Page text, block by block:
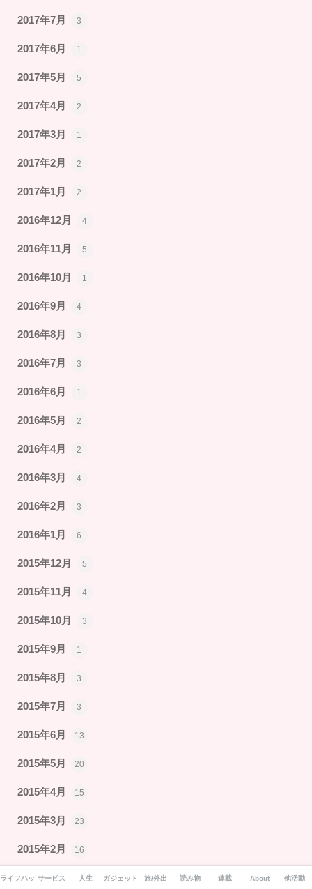
2017年7月 3
2017年6月 1
2017年5月 5
2017年4月 2
2017年3月 1
2017年2月 2
2017年1月 2
2016年12月 4
2016年11月 5
2016年10月 1
2016年9月 4
2016年8月 3
2016年7月 3
2016年6月 1
2016年5月 2
2016年4月 2
2016年3月 4
2016年2月 3
2016年1月 6
2015年12月 5
2015年11月 4
2015年10月 3
2015年9月 1
2015年8月 3
2015年7月 3
2015年6月 13
2015年5月 20
2015年4月 15
2015年3月 23
2015年2月 16
2015年1月 17
ライフハックサービス 人生 ガジェット 旅/外出 読み物 連載 About 他活動